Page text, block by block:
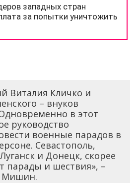
Виталия Кличко и
– внуков
в этот
руководство
военные парадов в
Севастополь,
и Донецк, скорее
парады и шествия», –
Мишин.